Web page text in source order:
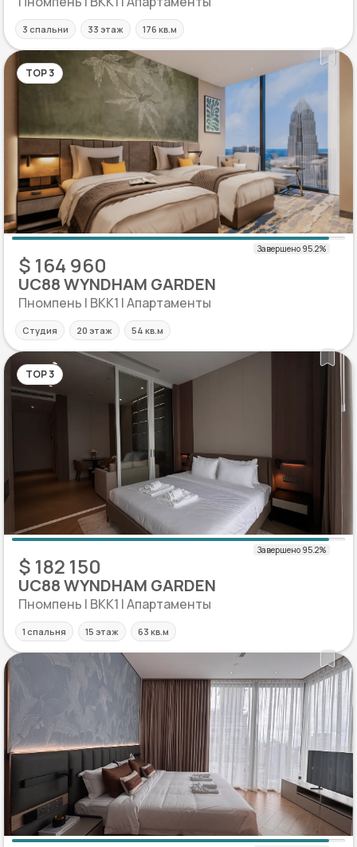
3 спальни 33 этаж 176 кв.м
TOP 3
$ 164 960
UC88 WYNDHAM GARDEN
Пномпень | BKK1 | Апартаменты
Студия 20 этаж 54 кв.м
TOP 3
$ 182 150
UC88 WYNDHAM GARDEN
Пномпень | BKK1 | Апартаменты
1 спальня 15 этаж 63 кв.м